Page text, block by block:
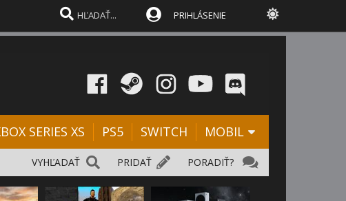
PRIHLÁSENIE
SERIES XS PS5 SWITCH MOBIL
PORADIŤ?
PRIDAŤ
VYHĽADAŤ